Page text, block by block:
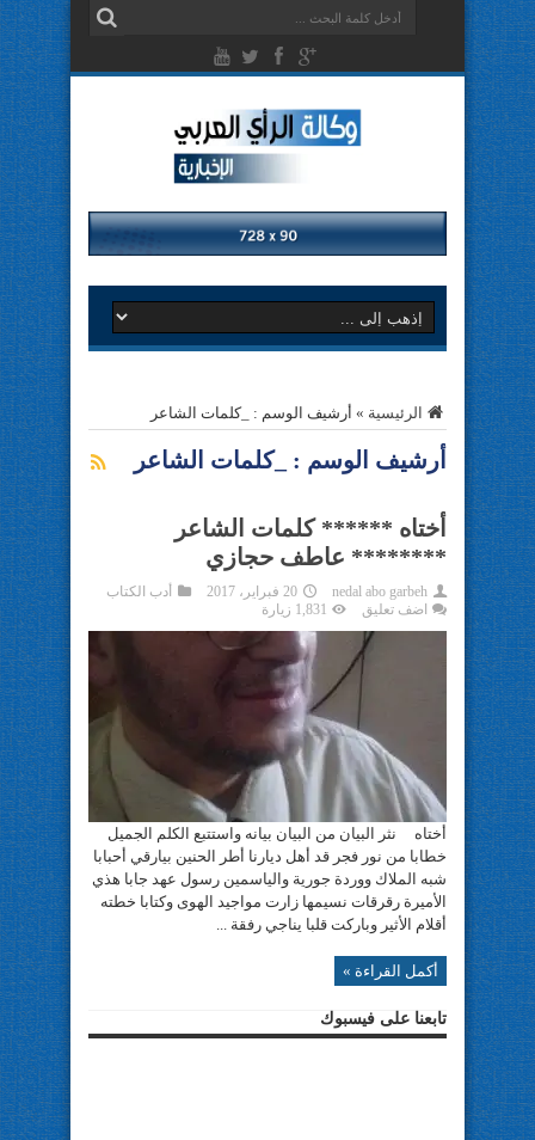
الرئيسية » أرشيف الوسم : _كلمات الشاعر
أرشيف الوسم : _كلمات الشاعر
أختاه ****** كلمات الشاعر
******** عاطف حجازي
nedal abo garbeh 20 فبراير، 2017
أدب الكتاب
اضف تعليق
1,831 زيارة
أختاه نثر البيان من البيان بيانه واستتبع الكلم الجميل
خطابا من نور فجر قد أهل ديارنا أطر الحنين بيارقي أحبابا
شبه الملاك ووردة جورية والياسمين رسول عهد جابا هذي
الأميرة رقرقات نسيمها زارت مواجيد الهوى وكتابا خطته
أقلام الأثير وباركت قلبا يناجي رفقة ...
أكمل القراءة »
تابعنا على فيسبوك